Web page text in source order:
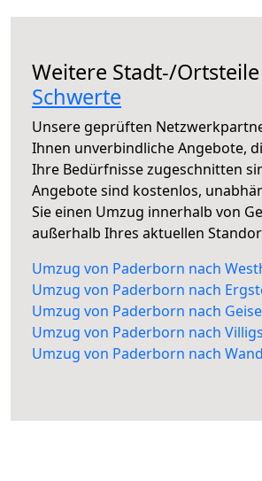
Weitere Stadt-/
Schwerte
Unsere geprüften
Ihnen unverbindliche Angebote,
Ihre Bedürfnisse zugeschnitten
Angebote sind kostenlos,
Sie einen Umzug innerhalb von
außerhalb Ihres aktuellen
Umzug von Paderborn nach
Umzug von Paderborn nach
Umzug von Paderborn nach
Umzug von Paderborn nach
Umzug von Paderborn nach